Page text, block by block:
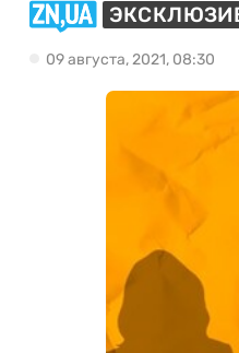
09 августа, 2021, 08:30